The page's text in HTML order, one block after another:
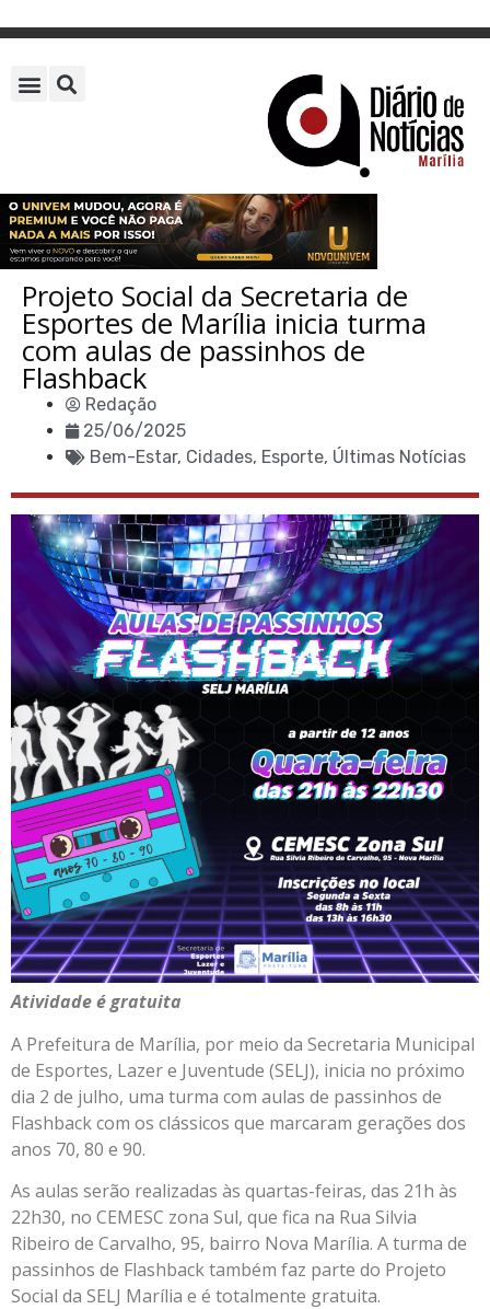
Projeto Social da Secretaria de
Esportes de Marília inicia turma
com aulas de passinhos de
Flashback
Redação
25/06/2025
Bem-Estar, Cidades, Esporte, Últimas Notícias
Atividade é gratuita
A Prefeitura de Marília, por meio da Secretaria Municipal
de Esportes, Lazer e Juventude (SELJ), inicia no próximo
dia 2 de julho, uma turma com aulas de passinhos de
Flashback com os clássicos que marcaram gerações dos
anos 70, 80 e 90.
As aulas serão realizadas às quartas-feiras, das 21h às
22h30, no CEMESC zona Sul, que fica na Rua Silvia
Ribeiro de Carvalho, 95, bairro Nova Marília. A turma de
passinhos de Flashback também faz parte do Projeto
Social da SELJ Marília e é totalmente gratuita.